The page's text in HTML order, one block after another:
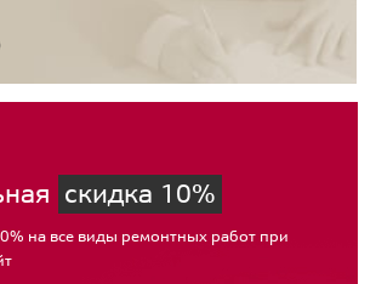
скидка 10%
на все виды ремонтных работ при